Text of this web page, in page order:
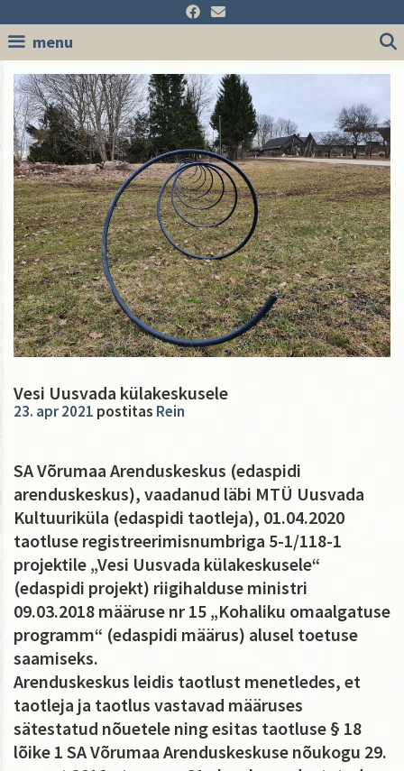
to
content
menu
Vesi Uusvada külakeskusele
23. apr 2021 postitas Rein
SA Võrumaa Arenduskeskus (edaspidi
arenduskeskus), vaadanud läbi MTÜ Uusvada
Kultuuriküla (edaspidi taotleja), 01.04.2020
taotluse registreerimisnumbriga 5-1/118-1
projektile „Vesi Uusvada külakeskusele“
(edaspidi projekt) riigihalduse ministri
09.03.2018 määruse nr 15 „Kohaliku omaalgatuse
programm“ (edaspidi määrus) alusel toetuse
saamiseks.
Arenduskeskus leidis taotlust menetledes, et
taotleja ja taotlus vastavad määruses
sätestatud nõuetele ning esitas taotluse § 18
lõike 1 SA Võrumaa Arenduskeskuse nõukogu 29.